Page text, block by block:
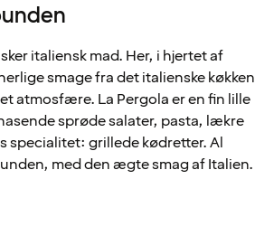
italiensk mad. Her, i hjertet af
smage fra det italienske køkken
atmosfære. La Pergola er en fin lille
sprøde salater, pasta, lækre
specialitet: grillede kødretter. Al
med den ægte smag af Italien.